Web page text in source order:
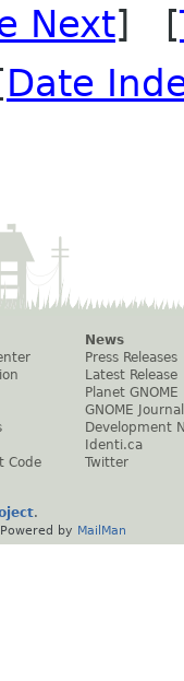
Next] [
Date
Code
News
Press Releases
Latest Release
Planet GNOME
GNOME Journal
Development
Identi.ca
Twitter
.
Powered by MailMan